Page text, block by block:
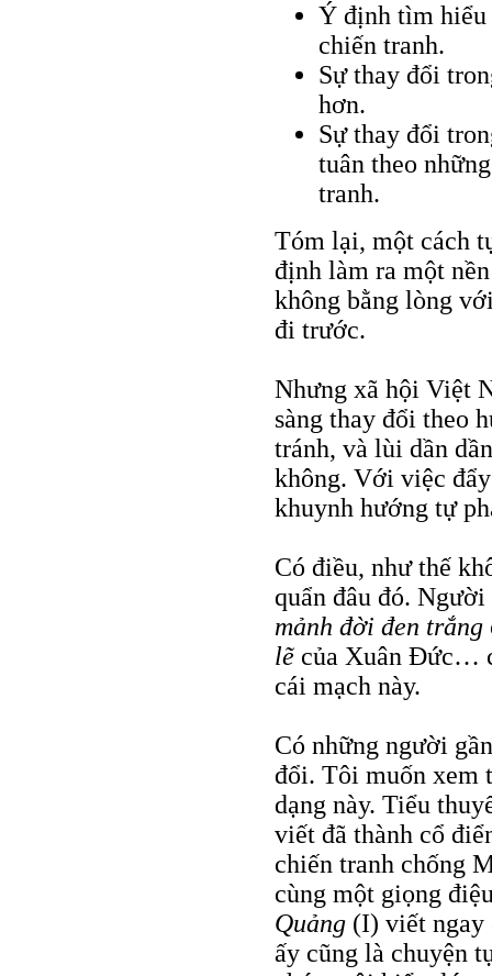
Ý định tìm hiểu
chiến tranh.
Sự thay đổi
hơn.
Sự thay đổi
tuân theo
tranh.
Tóm lại, một cách
định làm ra một
không bằng lòng
đi trước.
Nhưng xã hội Việt
sàng thay đổi theo
tránh, và lùi dần
không. Với việc
khuynh hướng tự
Có điều, như thế
quẩn đâu đó.
mảnh đời đen trắng
lẽ của Xuân Đức…
cái mạch này.
Có những người
đổi. Tôi muốn xem
dạng này. Tiểu
viết đã thành cổ
chiến tranh chống
cùng một giọng
Quảng (I) viết ngay
ấy cũng là chuyện